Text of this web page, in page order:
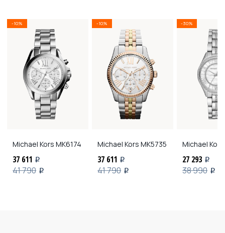
-10%
Michael Kors MK6174
37 611 i
41 790 i
-10%
Michael Kors MK5735
37 611 i
41 790 i
-30%
Michael Kors
27 293 i
38 990 i